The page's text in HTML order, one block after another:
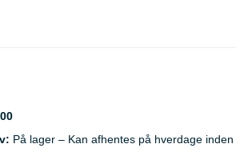
På lager – Kan afhentes på hverdage inden